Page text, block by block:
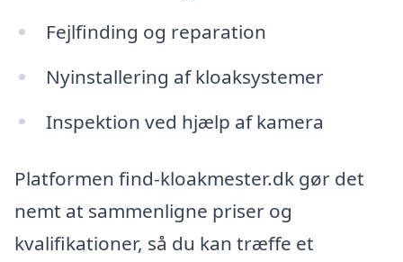
Fejlfinding og reparation
Nyinstallering af kloaksystemer
Inspektion ved hjælp af kamera
Platformen find-kloakmester.dk gør det
nemt at sammenligne priser og
kvalifikationer, så du kan træffe et